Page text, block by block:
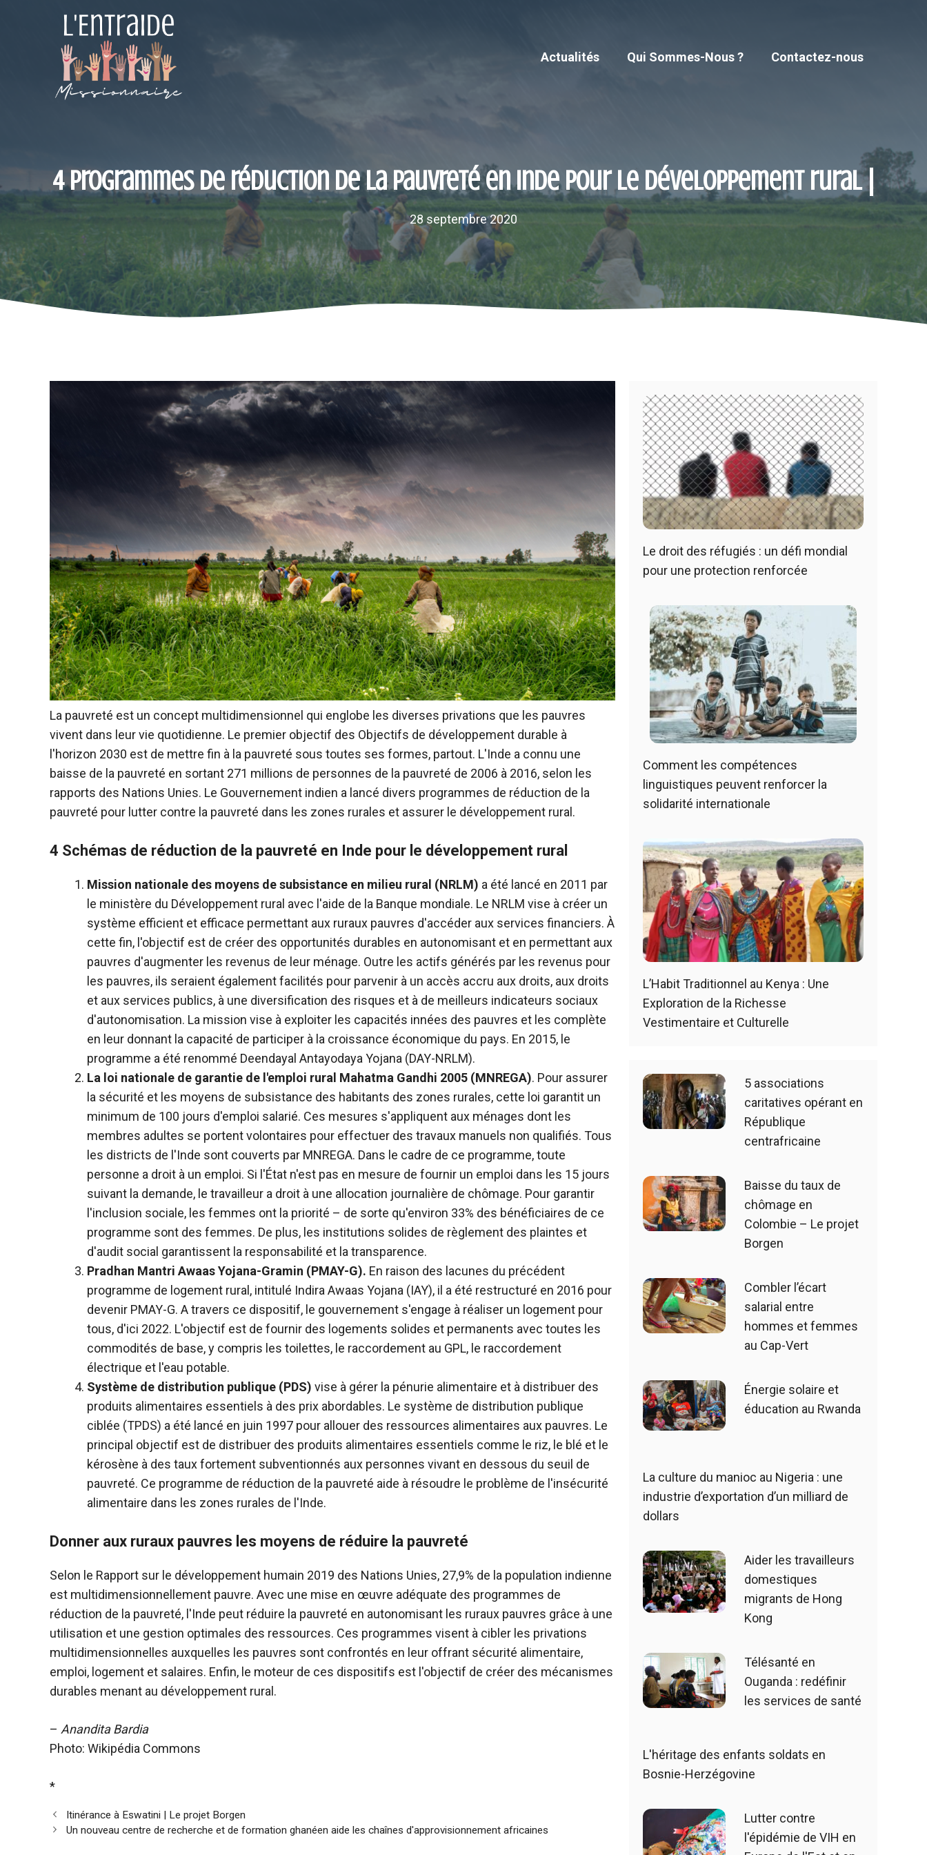
Actualités Qui Sommes-Nous ? Contactez-nous
4 programmes de réduction de la pauvreté en Inde pour le développement rural |
28 septembre 2020
La pauvreté est un concept multidimensionnel qui englobe les diverses privations que les pauvres
vivent dans leur vie quotidienne. Le premier objectif des Objectifs de développement durable à
l'horizon 2030 est de mettre fin à la pauvreté sous toutes ses formes, partout. L'Inde a connu une
baisse de la pauvreté en sortant 271 millions de personnes de la pauvreté de 2006 à 2016, selon les
rapports des Nations Unies. Le Gouvernement indien a lancé divers programmes de réduction de la
pauvreté pour lutter contre la pauvreté dans les zones rurales et assurer le développement rural.
4 Schémas de réduction de la pauvreté en Inde pour le développement rural
Mission nationale des moyens de subsistance en milieu rural (NRLM) a été lancé en 2011 par
le ministère du Développement rural avec l'aide de la Banque mondiale. Le NRLM vise à créer un
système efficient et efficace permettant aux ruraux pauvres d'accéder aux services financiers. À
cette fin, l'objectif est de créer des opportunités durables en autonomisant et en permettant aux
pauvres d'augmenter les revenus de leur ménage. Outre les actifs générés par les revenus pour
les pauvres, ils seraient également facilités pour parvenir à un accès accru aux droits, aux droits
et aux services publics, à une diversification des risques et à de meilleurs indicateurs sociaux
d'autonomisation. La mission vise à exploiter les capacités innées des pauvres et les complète
en leur donnant la capacité de participer à la croissance économique du pays. En 2015, le
programme a été renommé Deendayal Antayodaya Yojana (DAY-NRLM).
La loi nationale de garantie de l'emploi rural Mahatma Gandhi 2005 (MNREGA). Pour assurer
la sécurité et les moyens de subsistance des habitants des zones rurales, cette loi garantit un
minimum de 100 jours d'emploi salarié. Ces mesures s'appliquent aux ménages dont les
membres adultes se portent volontaires pour effectuer des travaux manuels non qualifiés. Tous
les districts de l'Inde sont couverts par MNREGA. Dans le cadre de ce programme, toute
personne a droit à un emploi. Si l'État n'est pas en mesure de fournir un emploi dans les 15 jours
suivant la demande, le travailleur a droit à une allocation journalière de chômage. Pour garantir
l'inclusion sociale, les femmes ont la priorité – de sorte qu'environ 33% des bénéficiaires de ce
programme sont des femmes. De plus, les institutions solides de règlement des plaintes et
d'audit social garantissent la responsabilité et la transparence.
Pradhan Mantri Awaas Yojana-Gramin (PMAY-G). En raison des lacunes du précédent
programme de logement rural, intitulé Indira Awaas Yojana (IAY), il a été restructuré en 2016 pour
devenir PMAY-G. A travers ce dispositif, le gouvernement s'engage à réaliser un logement pour
tous, d'ici 2022. L'objectif est de fournir des logements solides et permanents avec toutes les
commodités de base, y compris les toilettes, le raccordement au GPL, le raccordement
électrique et l'eau potable.
Système de distribution publique (PDS) vise à gérer la pénurie alimentaire et à distribuer des
produits alimentaires essentiels à des prix abordables. Le système de distribution publique
ciblée (TPDS) a été lancé en juin 1997 pour allouer des ressources alimentaires aux pauvres. Le
principal objectif est de distribuer des produits alimentaires essentiels comme le riz, le blé et le
kérosène à des taux fortement subventionnés aux personnes vivant en dessous du seuil de
pauvreté. Ce programme de réduction de la pauvreté aide à résoudre le problème de l'insécurité
alimentaire dans les zones rurales de l'Inde.
Donner aux ruraux pauvres les moyens de réduire la pauvreté
Selon le Rapport sur le développement humain 2019 des Nations Unies, 27,9% de la population indienne
est multidimensionnellement pauvre. Avec une mise en œuvre adéquate des programmes de
réduction de la pauvreté, l'Inde peut réduire la pauvreté en autonomisant les ruraux pauvres grâce à une
utilisation et une gestion optimales des ressources. Ces programmes visent à cibler les privations
multidimensionnelles auxquelles les pauvres sont confrontés en leur offrant sécurité alimentaire,
emploi, logement et salaires. Enfin, le moteur de ces dispositifs est l'objectif de créer des mécanismes
durables menant au développement rural.
– Anandita Bardia
Photo: Wikipédia Commons
*
Itinérance à Eswatini | Le projet Borgen
Un nouveau centre de recherche et de formation ghanéen aide les chaînes d'approvisionnement africaines
Le droit des réfugiés : un défi mondial
pour une protection renforcée
Comment les compétences
linguistiques peuvent renforcer la
solidarité internationale
L’Habit Traditionnel au Kenya : Une
Exploration de la Richesse
Vestimentaire et Culturelle
5 associations
caritatives opérant en
République
centrafricaine
Baisse du taux de
chômage en
Colombie – Le projet
Borgen
Combler l’écart
salarial entre
hommes et femmes
au Cap-Vert
Énergie solaire et
éducation au Rwanda
La culture du manioc au Nigeria : une
industrie d’exportation d’un milliard de
dollars
Aider les travailleurs
domestiques
migrants de Hong
Kong
Télésanté en
Ouganda : redéfinir
les services de santé
L'héritage des enfants soldats en
Bosnie-Herzégovine
Lutter contre
l'épidémie de VIH en